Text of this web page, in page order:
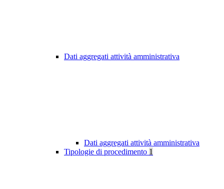
Dati aggregati attività amministrativa
Dati aggregati attività amministrativa
Tipologie di procedimento 1